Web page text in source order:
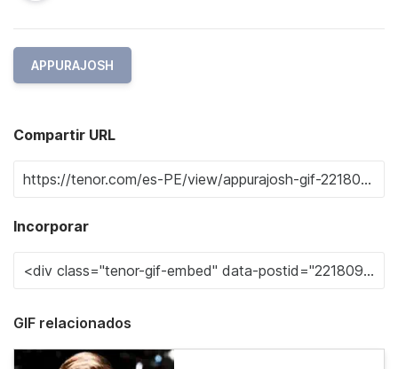
APPURAJOSH
Compartir URL
Incorporar
GIF relacionados